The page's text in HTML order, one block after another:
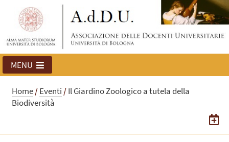
MENU
Home/Eventi /Il Giardino Zoologico a tutela della
Biodiversità